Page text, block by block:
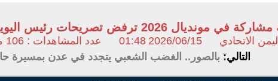
اليمن الاتحادي 2026/06/15
01:48 عدد المشاهدات : 106 مشاهده
التالي: بالصور.. الغضب الشعبي يتجدد في عدن بمسيرة حاشدة